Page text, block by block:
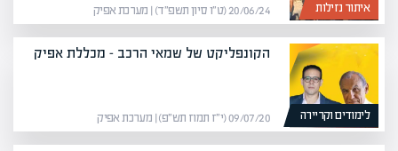
איתור נזילות 20/06/24 (ט״ו סיון תשפ״ד) | מערכת אפיק
לימודים וקריירה
הקונפליקט של שמאי הרכב – מכללת אפיק
09/07/20 (י״ז תמוז תש״פ) | מערכת אפיק